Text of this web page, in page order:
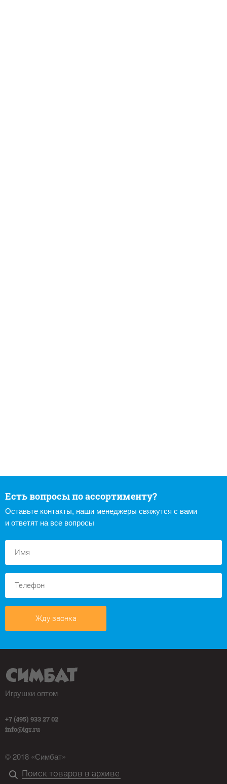
Есть вопросы по ассортименту?
Оставьте контакты, наши менеджеры свяжутся с вами
и ответят на все вопросы
Жду звонка
Игрушки оптом
+7 (495) 933 27 02
info@igr.ru
© 2018 «Симбат»